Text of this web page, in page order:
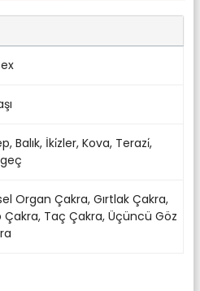
, Balık, İki̇zler, Kova, Terazi̇,
Organ Çakra, Gırtlak Çakra,
Çakra, Taç Çakra, Üçüncü Göz